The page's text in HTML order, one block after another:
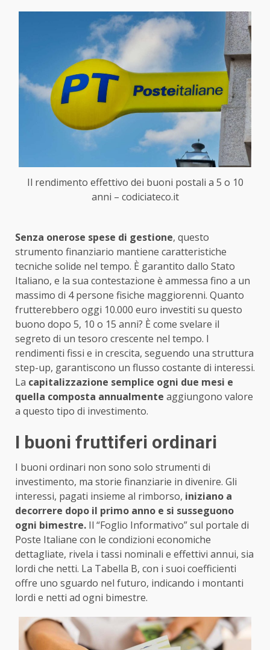
Il rendimento effettivo dei buoni postali a 5 o 10
anni – codiciateco.it
Senza onerose spese di gestione, questo
strumento finanziario mantiene caratteristiche
tecniche solide nel tempo. È garantito dallo Stato
Italiano, e la sua contestazione è ammessa fino a un
massimo di 4 persone fisiche maggiorenni. Quanto
frutterebbero oggi 10.000 euro investiti su questo
buono dopo 5, 10 o 15 anni? È come svelare il
segreto di un tesoro crescente nel tempo. I
rendimenti fissi e in crescita, seguendo una struttura
step-up, garantiscono un flusso costante di interessi.
La capitalizzazione semplice ogni due mesi e
quella composta annualmente aggiungono valore
a questo tipo di investimento.
I buoni fruttiferi ordinari
I buoni ordinari non sono solo strumenti di
investimento, ma storie finanziarie in divenire. Gli
interessi, pagati insieme al rimborso, iniziano a
decorrere dopo il primo anno e si susseguono
ogni bimestre. Il “Foglio Informativo” sul portale di
Poste Italiane con le condizioni economiche
dettagliate, rivela i tassi nominali e effettivi annui, sia
lordi che netti. La Tabella B, con i suoi coefficienti
offre uno sguardo nel futuro, indicando i montanti
lordi e netti ad ogni bimestre.